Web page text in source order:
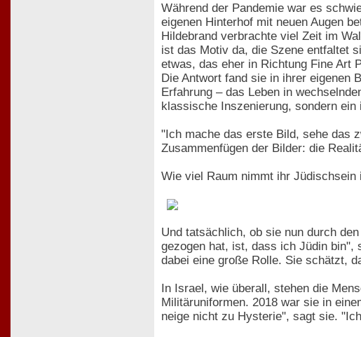
Während der Pandemie war es
eigenen Hinterhof mit neuen Augen
Hildebrand verbrachte viel Zeit im
ist das Motiv da, die Szene entfaltet
etwas, das eher in Richtung Fine Art
Die Antwort fand sie in ihrer eigenen
Erfahrung – das Leben in
klassische Inszenierung, sondern
"Ich mache das erste Bild, sehe das
Zusammenfügen der Bilder: die
Wie viel Raum nimmt ihr
Und tatsächlich, ob sie nun durch
gezogen hat, ist, dass ich Jüdin bin",
dabei eine große Rolle. Sie schätzt,
In Israel, wie überall, stehen die
Militäruniformen. 2018 war sie in
neige nicht zu Hysterie", sagt sie.